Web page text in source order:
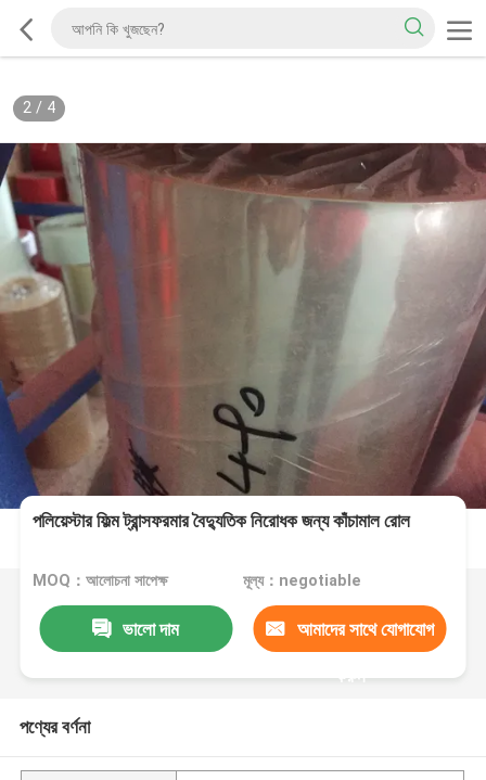
2/ 4
পলিয়েস্টার ফিল্ম ট্রান্সফরমার বৈদ্যুতিক নিরোধক জন্য কাঁচামাল রোল
MOQ：আলোচনা সাপেক্ষ মূল্য：negotiable
ভালো দাম আমাদের সাথে যোগাযোগ
করুন
পণ্যের বর্ণনা